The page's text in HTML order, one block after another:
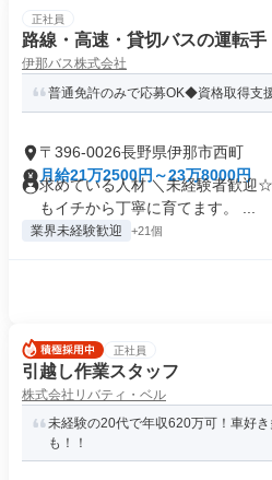
正社員
路線・高速・貸切バスの運転手
伊那バス株式会社
普通免許のみで応募OK◆資格取得支
〒396-0026長野県伊那市西町
月給21万2500円～23万8000円
求めている人材 ＼未経験者歓迎
もイチから丁寧に育てます。 ...
業界未経験歓迎 +21個
正社員
引越し作業スタッフ
株式会社リバティ・ベル
未経験の20代で年収620万可！車好
も！！